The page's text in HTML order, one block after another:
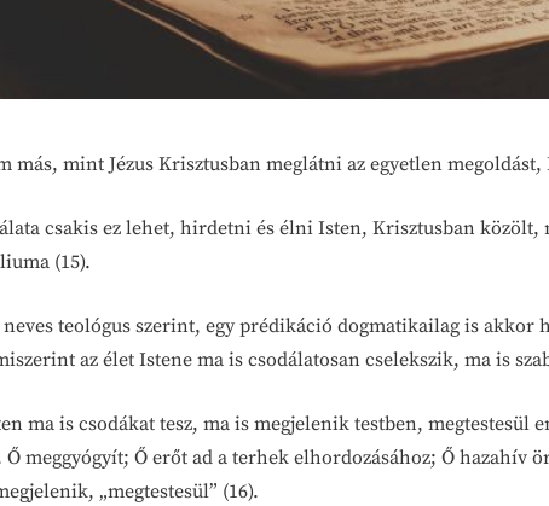
más, mint Jézus Krisztusban meglátni az egyetlen
csakis ez lehet, hirdetni és élni Isten, Krisztusban közölt,
(15).
teológus szerint, egy prédikáció dogmatikailag is akkor
az élet Istene ma is csodálatosan cselekszik, ma is
ma is csodákat tesz, ma is megjelenik testben,
Ő meggyógyít; Ő erőt ad a terhek elhordozásához; Ő
„megtestesül” (16).